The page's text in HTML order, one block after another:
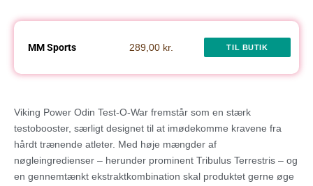
MM Sports 289,00 kr. TIL BUTIK
Viking Power Odin Test-O-War fremstår som en stærk
testobooster, særligt designet til at imødekomme kravene fra
hårdt trænende atleter. Med høje mængder af
nøgleingredienser – herunder prominent Tribulus Terrestris – og
en gennemtænkt ekstraktkombination skal produktet gerne øge